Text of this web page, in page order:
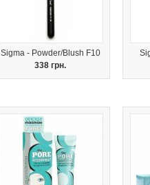
Sigma - Powder/Blush F10
338 грн.